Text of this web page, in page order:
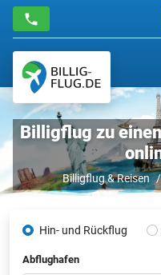
Billigflug zu
Billigflug & Reisen
Hin- und Rückflug
Abflughafen